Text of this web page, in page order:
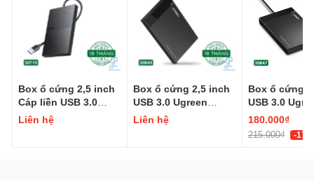
10-20m: Cuộn đóng hộp
Box ổ cứng 2,5 inch
Cáp liền USB 3.0
Ugreen 30719
Liên hệ
Box ổ cứng 2,5 inch
USB 3.0 Ugreen
30848
Liên hệ
Box ổ cứng
USB 3.0
30847
180.000₫
215.000₫ -17%